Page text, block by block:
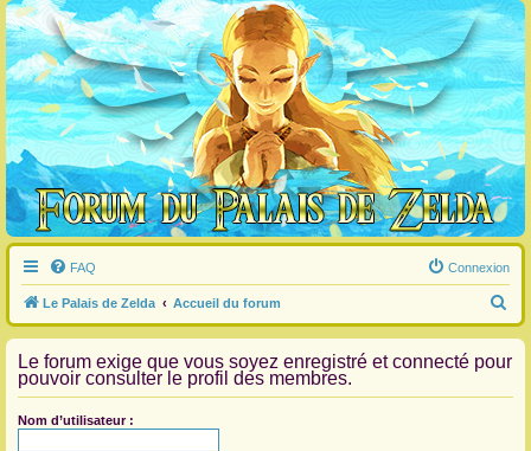
FAQ Connexion
Le Palais de Zelda Accueil du forum
e
c
Le forum exige que vous soyez enregistré et connecté pour
pouvoir consulter le profil des membres.
Nom d’utilisateur :